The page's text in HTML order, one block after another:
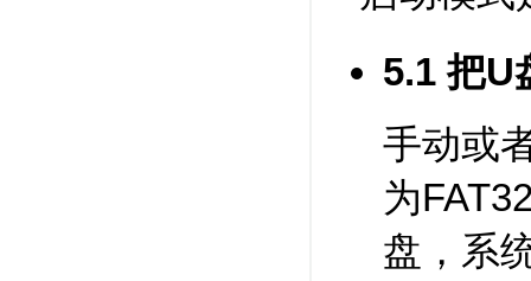
5.1 把U
手动或
为
盘，系